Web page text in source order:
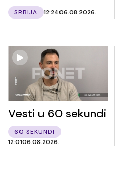
SRBIJA 12:2406.08.2026.
Vesti u 60 sekundi
60 SEKUNDI
12:0106.08.2026.